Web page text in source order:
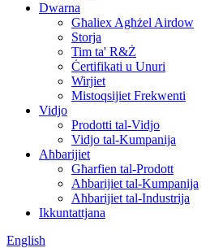
Dwarna
Għaliex Agħżel Airdow
Storja
Tim ta' R&Ż
Ċertifikati u Unuri
Wirjiet
Mistoqsijiet Frekwenti
Vidjo
Prodotti tal-Vidjo
Vidjo tal-Kumpanija
Aħbarijiet
Għarfien tal-Prodott
Aħbarijiet tal-Kumpanija
Aħbarijiet tal-Industrija
Ikkuntattjana
English